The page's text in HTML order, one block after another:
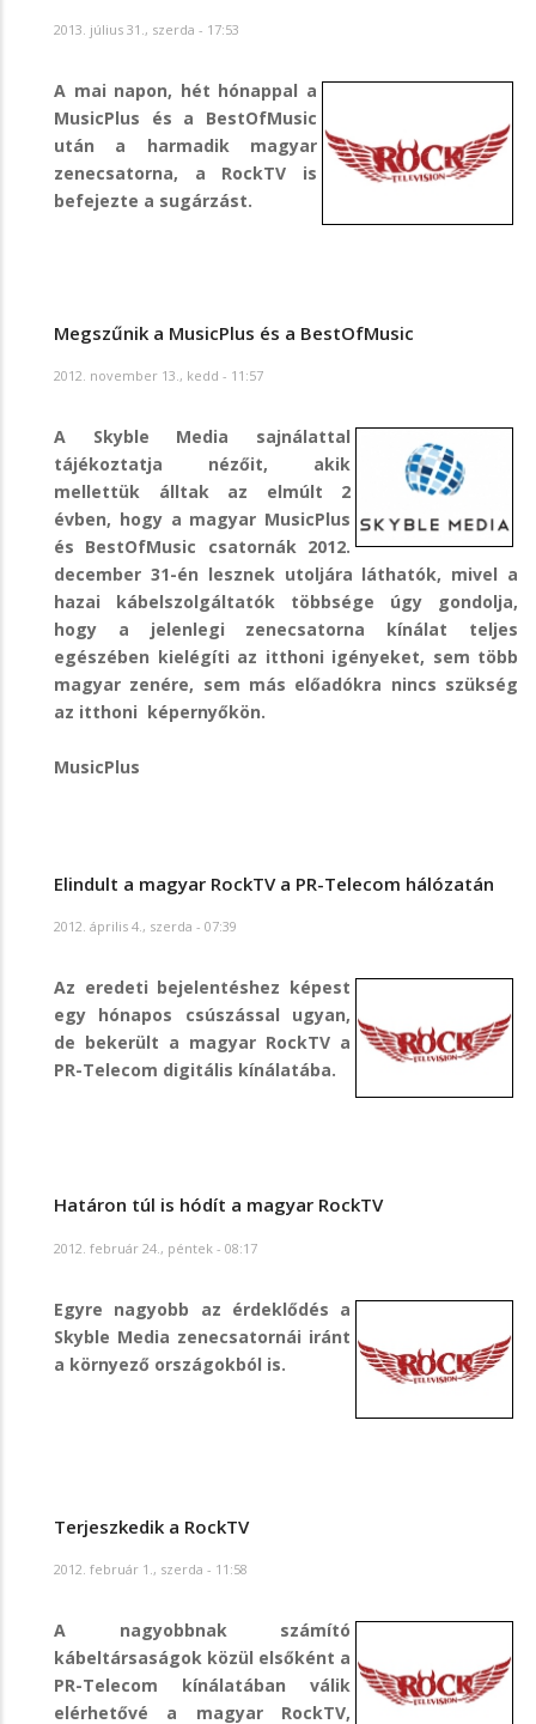
2013. július 31., szerda - 17:53
A mai napon, hét hónappal a
MusicPlus és a BestOfMusic
után a harmadik magyar
zenecsatorna, a RockTV is
befejezte a sugárzást.
Megszűnik a MusicPlus és a BestOfMusic
2012. november 13., kedd - 11:57
A Skyble Media sajnálattal
tájékoztatja nézőit, akik
mellettük álltak az elmúlt 2
évben, hogy a magyar MusicPlus
és BestOfMusic csatornák 2012.
december 31-én lesznek utoljára láthatók, mivel a
hazai kábelszolgáltatók többsége úgy gondolja,
hogy a jelenlegi zenecsatorna kínálat teljes
egészében kielégíti az itthoni igényeket, sem több
magyar zenére, sem más előadókra nincs szükség
az itthoni képernyőkön.
MusicPlus
Elindult a magyar RockTV a PR-Telecom hálózatán
2012. április 4., szerda - 07:39
Az eredeti bejelentéshez képest
egy hónapos csúszással ugyan,
de bekerült a magyar RockTV a
PR-Telecom digitális kínálatába.
Határon túl is hódít a magyar RockTV
2012. február 24., péntek - 08:17
Egyre nagyobb az érdeklődés a
Skyble Media zenecsatornái iránt
a környező országokból is.
Terjeszkedik a RockTV
2012. február 1., szerda - 11:58
A nagyobbnak számító
kábeltársaságok közül elsőként a
PR-Telecom kínálatában válik
elérhetővé a magyar RockTV,